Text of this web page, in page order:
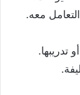
معه.